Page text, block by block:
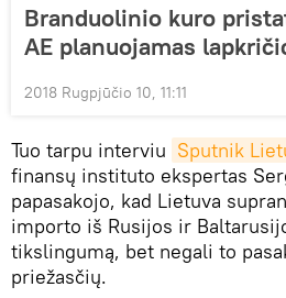
Branduolinio kuro
AE planuojamas
2018 Rugpjūčio 10, 11:11
Tuo tarpu interviu Sputnik
finansų instituto ekspertas
papasakojo, kad Lietuva
importo iš Rusijos ir
tikslingumą, bet negali to
priežasčių.